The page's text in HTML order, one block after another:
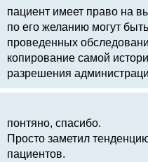
пациент имеет право на
по его желанию могут
проведенных
копирование самой
разрешения
понтяно, спасибо.
Просто заметил
пациентов.